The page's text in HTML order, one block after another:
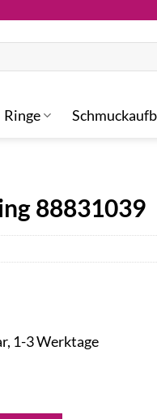
Ringe
88831039
1-3 Werktage